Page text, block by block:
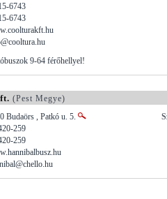
6743
6743
9-64 férőhellyel!
(Pest Megye)
Budaörs , Patkó u. 5.
259
259